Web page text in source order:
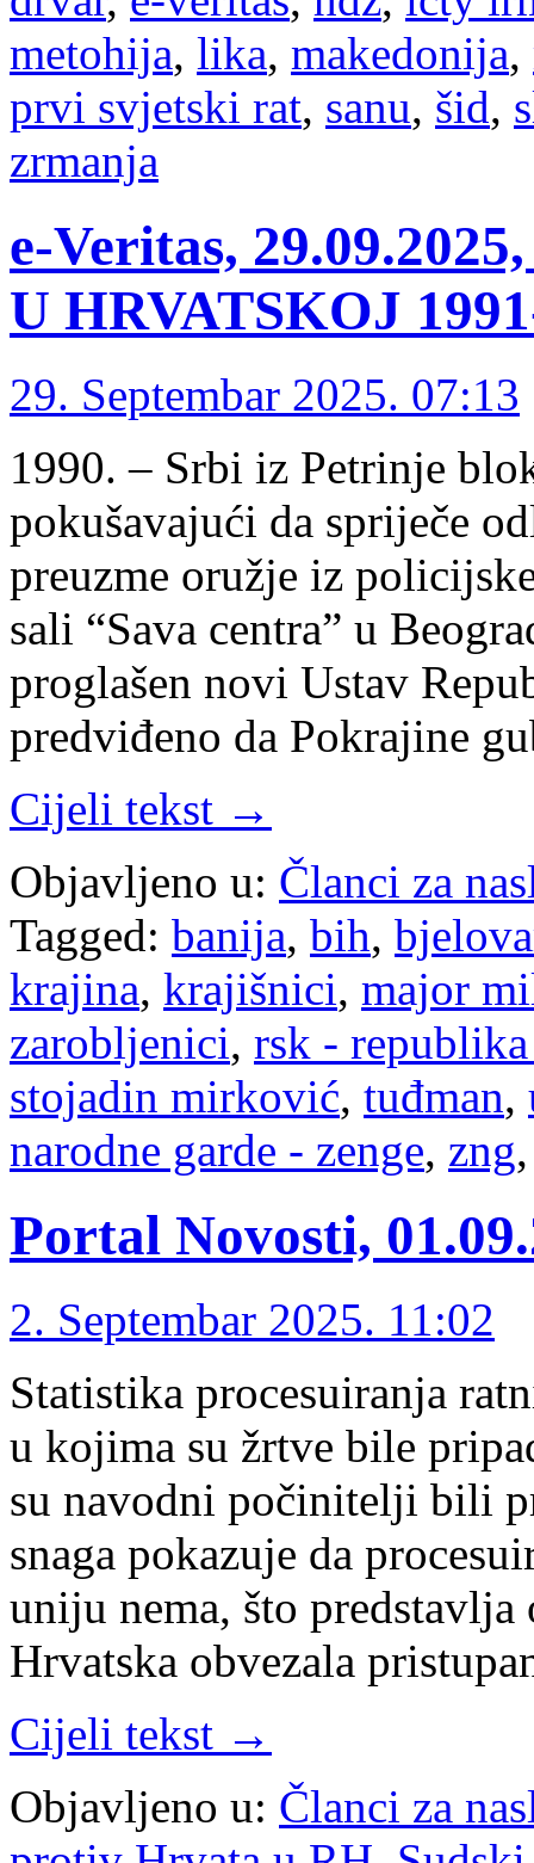
metohija, lika, makedonija,
prvi svjetski rat, sanu, šid,
zrmanja
e-Veritas,
U HRVATSKOJ
29. Septembar 2025. 07:13
1990. – Srbi iz Petrinje
pokušavajući da spriječe
preuzme oružje iz
sali “Sava centra” u
proglašen novi Ustav
predviđeno da Pokrajine
Cijeli tekst →
Objavljeno u: Članci za
Tagged: banija, bih,
krajina, krajišnici, major
zarobljenici, rsk -
stojadin mirković, tuđman,
narodne garde - zenge, zng
Portal Novosti,
2. Septembar 2025. 11:02
Statistika procesuiranja
u kojima su žrtve bile
su navodni počinitelji bili
snaga pokazuje da
uniju nema, što predstavlja
Hrvatska obvezala
Cijeli tekst →
Objavljeno u: Članci za